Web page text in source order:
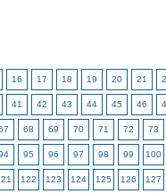
16 17 18 19 20 21
41 42 43 44 45 46
68 69 70 71 72 73
95 96 97 98 99 100
122 123 124 125 126 127